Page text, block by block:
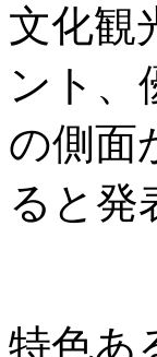
文化観
ント、
の側面
ると発
特色あ